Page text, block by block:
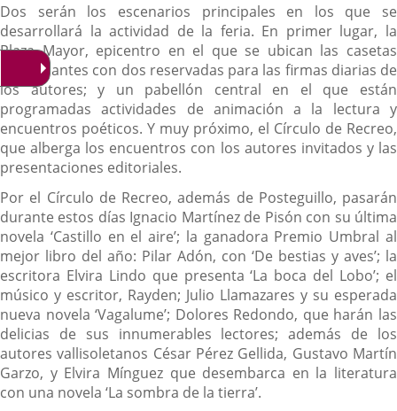
Dos serán los escenarios principales en los que se
desarrollará la actividad de la feria. En primer lugar, la
Plaza Mayor, epicentro en el que se ubican las casetas
participantes con dos reservadas para las firmas diarias de
los autores; y un pabellón central en el que están
programadas actividades de animación a la lectura y
encuentros poéticos. Y muy próximo, el Círculo de Recreo,
que alberga los encuentros con los autores invitados y las
presentaciones editoriales.
Por el Círculo de Recreo, además de Posteguillo, pasarán
durante estos días Ignacio Martínez de Pisón con su última
novela ‘Castillo en el aire’; la ganadora Premio Umbral al
mejor libro del año: Pilar Adón, con ‘De bestias y aves’; la
escritora Elvira Lindo que presenta ‘La boca del Lobo’; el
músico y escritor, Rayden; Julio Llamazares y su esperada
nueva novela ‘Vagalume’; Dolores Redondo, que harán las
delicias de sus innumerables lectores; además de los
autores vallisoletanos César Pérez Gellida, Gustavo Martín
Garzo, y Elvira Mínguez que desembarca en la literatura
con una novela ‘La sombra de la tierra’.